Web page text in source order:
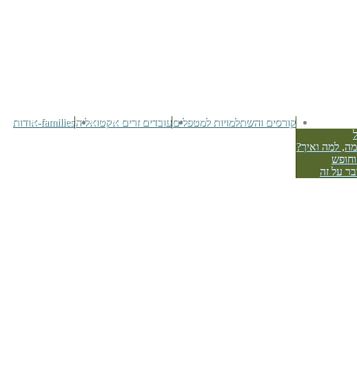
למה ואיך?
על זה
קורסים והשתלמויות למטפליםעובדים זרים אקטואליהfamilies-אודות